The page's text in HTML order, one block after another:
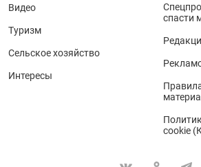
Видео
Туризм
Сельское хозяйство
Интересы
спасти
cookie